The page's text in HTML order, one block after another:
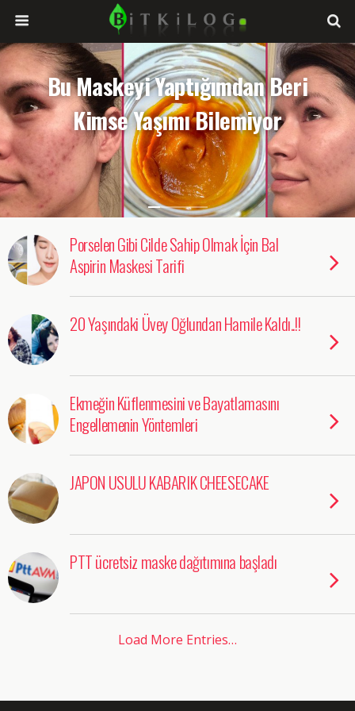
Bu Maskeyi Yaptığımdan Beri
Kimse Yaşımı Bilemiyor
Porselen Gibi Cilde Sahip Olmak İçin Bal
Aspirin Maskesi Tarifi
20 Yaşındaki Üvey Oğlundan Hamile Kaldı..!!
Ekmeğin Küflenmesini ve Bayatlamasını
Engellemenin Yöntemleri
JAPON USULU KABARIK CHEESECAKE
PTT ücretsiz maske dağıtımına başladı
Load More Entries…
bakım